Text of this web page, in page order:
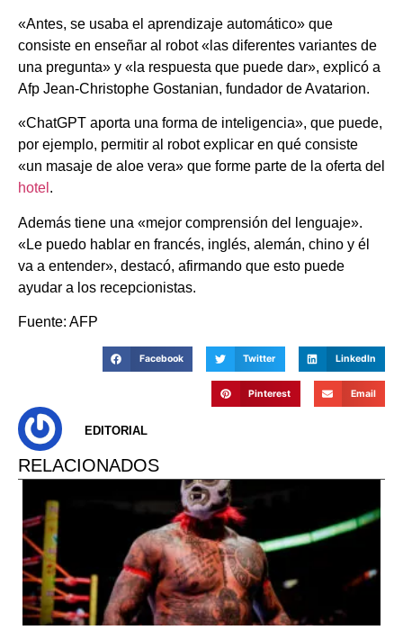
«Antes, se usaba el aprendizaje automático» que
consiste en enseñar al robot «las diferentes variantes de
una pregunta» y «la respuesta que puede dar», explicó a
Afp Jean-Christophe Gostanian, fundador de Avatarion.
«ChatGPT aporta una forma de inteligencia», que puede,
por ejemplo, permitir al robot explicar en qué consiste
«un masaje de aloe vera» que forme parte de la oferta del
hotel .
Además tiene una «mejor comprensión del lenguaje».
«Le puedo hablar en francés, inglés, alemán, chino y él
va a entender», destacó, afirmando que esto puede
ayudar a los recepcionistas.
Fuente: AFP
Facebook Twitter LinkedIn
Pinterest Email
EDITORIAL
RELACIONADOS